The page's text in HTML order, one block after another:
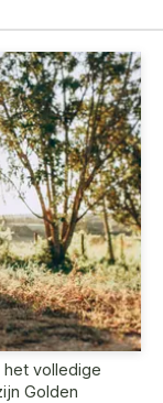
het volledige
Golden